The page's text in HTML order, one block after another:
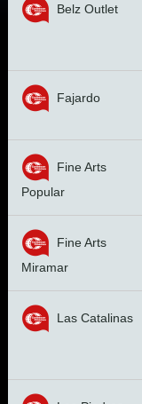
Belz Outlet
Fajardo
Fine Arts
Popular
Fine Arts
Miramar
Las Catalinas